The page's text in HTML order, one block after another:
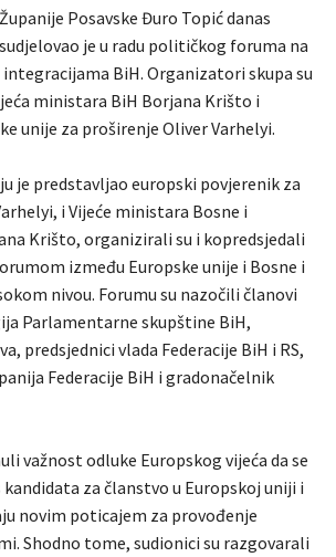
Posavske Đuro Topić danas
sudjelovao je u radu političkog foruma na
BiH. Organizatori skupa su
ministara BiH Borjana Krišto i
unije za proširenje Oliver Varhelyi.
je predstavljao europski povjerenik za
i Vijeće ministara Bosne i
Krišto, organizirali su i kopredsjedali
između Europske unije i Bosne i
nivou. Forumu su nazočili članovi
Parlamentarne skupštine BiH,
predsjednici vlada Federacije BiH i RS,
Federacije BiH i gradonačelnik
važnost odluke Europskog vijeća da se
za članstvo u Europskoj uniji i
novim poticajem za provođenje
Shodno tome, sudionici su razgovarali